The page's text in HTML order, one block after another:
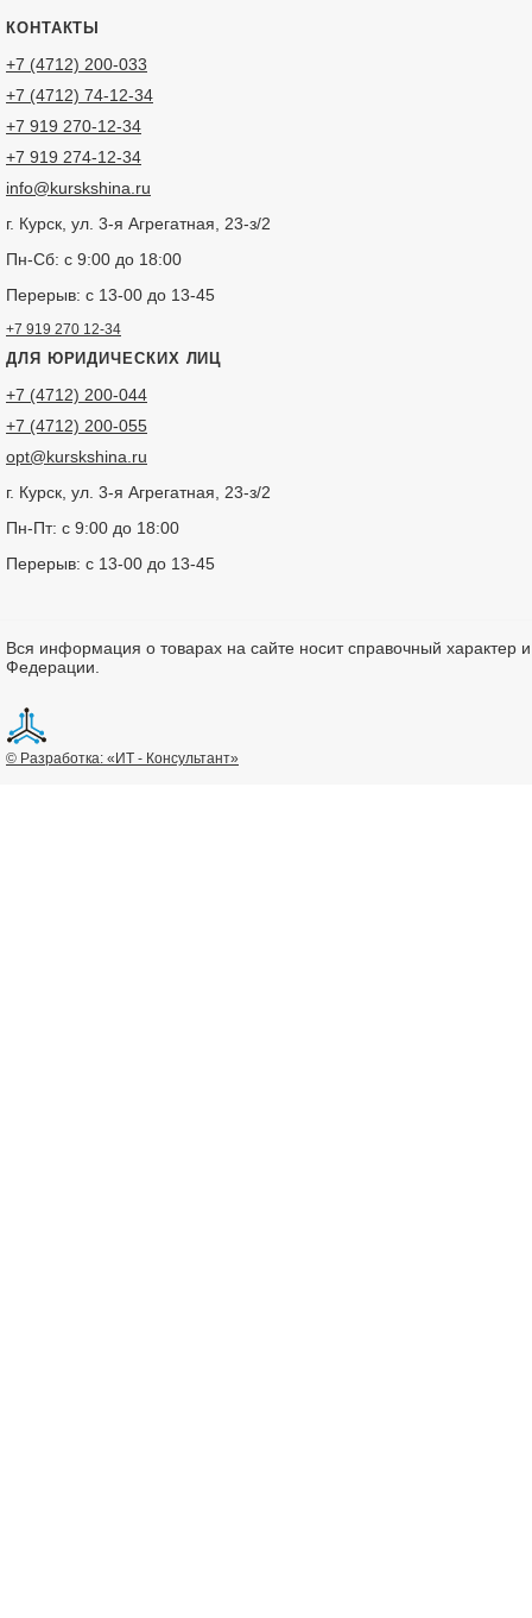
КОНТАКТЫ
+7 (4712) 200-033
+7 (4712) 74-12-34
+7 919 270-12-34
+7 919 274-12-34
info@kurskshina.ru
г. Курск, ул. 3-я Агрегатная, 23-з/2
Пн-Сб: с 9:00 до 18:00
Перерыв: с 13-00 до 13-45
+7 919 270 12-34
ДЛЯ ЮРИДИЧЕСКИХ ЛИЦ
+7 (4712) 200-044
+7 (4712) 200-055
opt@kurskshina.ru
г. Курск, ул. 3-я Агрегатная, 23-з/2
Пн-Пт: с 9:00 до 18:00
Перерыв: с 13-00 до 13-45
Вся информация о товарах на сайте носит справочный характер
Федерации.
© Разработка: «ИТ - Консультант»